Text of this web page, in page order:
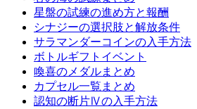
星盤の試練の進め方と報酬
シナジーの選択肢と解放条件
サラマンダーコインの入手方法
ボトルギフトイベント
喚喜のメダルまとめ
カプセル一覧まとめ
認知の断片Ⅳの入手方法